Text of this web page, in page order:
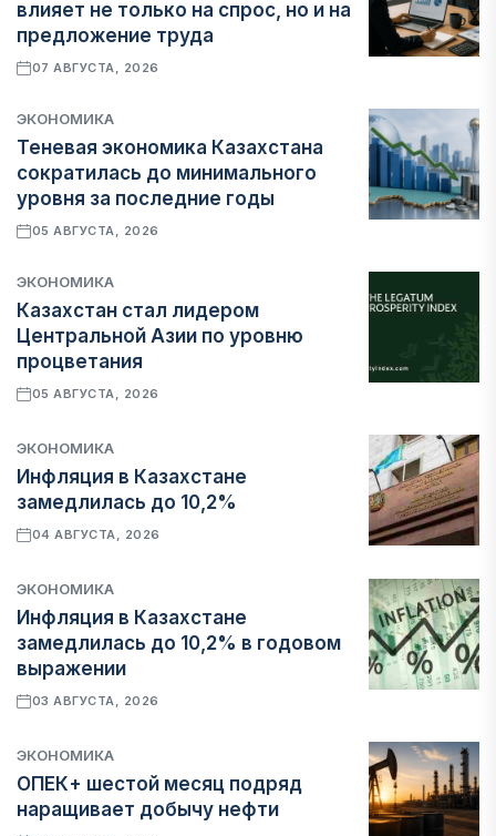
влияет не только на спрос, но и на
предложение труда
07 АВГУСТА, 2026
ЭКОНОМИКА
Теневая экономика Казахстана
сократилась до минимального
уровня за последние годы
05 АВГУСТА, 2026
ЭКОНОМИКА
Казахстан стал лидером
Центральной Азии по уровню
процветания
05 АВГУСТА, 2026
ЭКОНОМИКА
Инфляция в Казахстане
замедлилась до 10,2%
04 АВГУСТА, 2026
ЭКОНОМИКА
Инфляция в Казахстане
замедлилась до 10,2% в годовом
выражении
03 АВГУСТА, 2026
ЭКОНОМИКА
ОПЕК+ шестой месяц подряд
наращивает добычу нефти